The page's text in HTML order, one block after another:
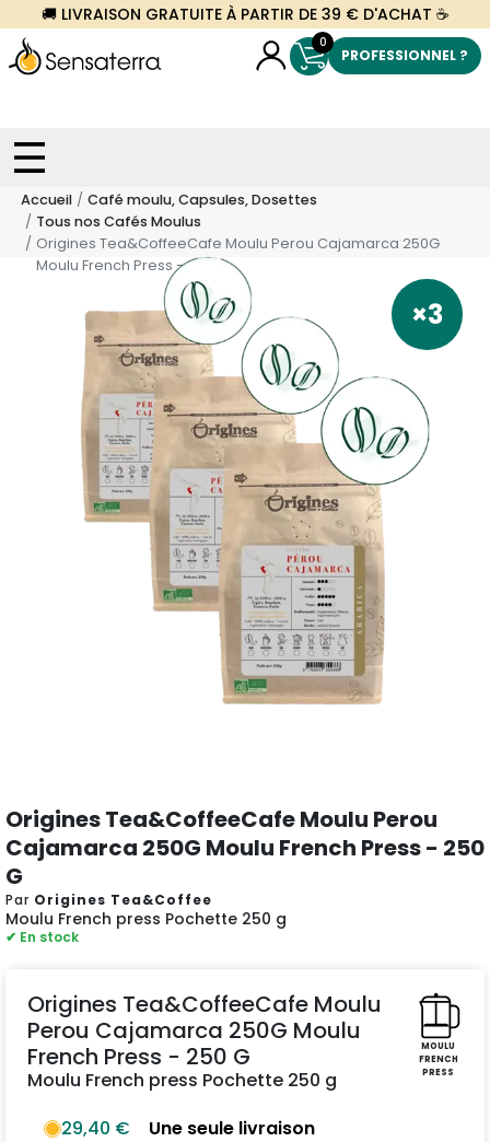
🚚 LIVRAISON GRATUITE À PARTIR DE 39 € D'ACHAT ☕
0
PROFESSIONNEL ?
Accueil
Café moulu, Capsules, Dosettes
Tous nos Cafés Moulus
Origines Tea&CoffeeCafe Moulu Perou Cajamarca 250G
Moulu French Press - 250 G
×3
Origines Tea&CoffeeCafe Moulu Perou
Cajamarca 250G Moulu French Press - 250
G
Par Origines Tea&Coffee
Moulu French press Pochette 250 g
✔ En stock
MOULU
FRENCH
PRESS
Origines Tea&CoffeeCafe Moulu
Perou Cajamarca 250G Moulu
French Press - 250 G
Moulu French press Pochette 250 g
29,40 €
Une seule livraison